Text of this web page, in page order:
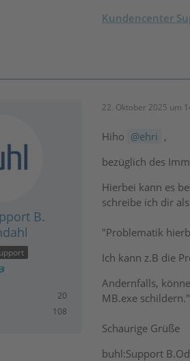
Kundencenter
B.
20
108
22. Oktober 2025 um
Hiho ehri ,
bezüglich des
Hierbei kann es
schreibe ich dir
"Problematik
Ich kann z.B die
Andernfalls,
MB.exe schildern."
Schaurige Grüße
buhl:Support